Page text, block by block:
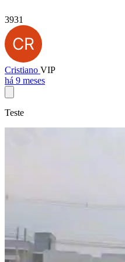
3931
Cristiano VIP
há 9 meses
Teste